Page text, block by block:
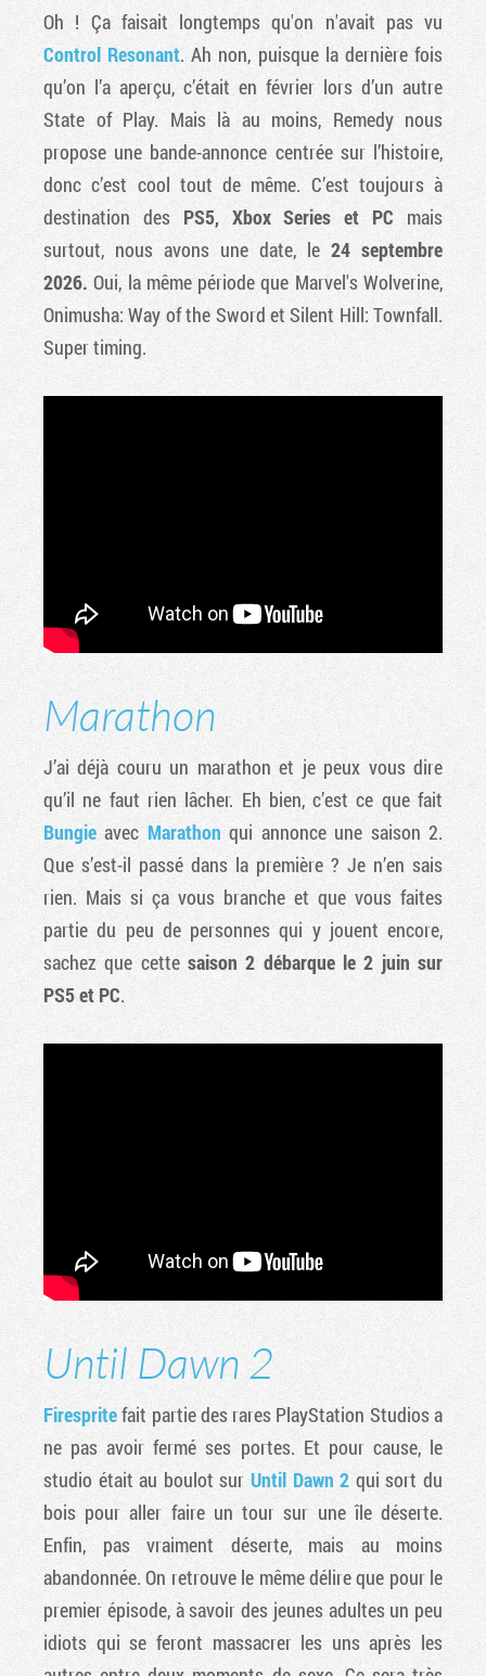
Oh ! Ça faisait longtemps qu'on n'avait pas vu
Control Resonant. Ah non, puisque la dernière fois
qu’on l’a aperçu, c’était en février lors d’un autre
State of Play. Mais là au moins, Remedy nous
propose une bande-annonce centrée sur l’histoire,
donc c’est cool tout de même. C’est toujours à
destination des PS5, Xbox Series et PC mais
surtout, nous avons une date, le 24 septembre
2026. Oui, la même période que Marvel's Wolverine,
Onimusha: Way of the Sword et Silent Hill: Townfall.
Super timing.
Marathon
J’ai déjà couru un marathon et je peux vous dire
qu’il ne faut rien lâcher. Eh bien, c’est ce que fait
Bungie avec Marathon qui annonce une saison 2.
Que s’est-il passé dans la première ? Je n’en sais
rien. Mais si ça vous branche et que vous faites
partie du peu de personnes qui y jouent encore,
sachez que cette saison 2 débarque le 2 juin sur
PS5 et PC.
Until Dawn 2
Firespritefait partie des rares PlayStation Studios a
ne pas avoir fermé ses portes. Et pour cause, le
studio était au boulot sur Until Dawn 2 qui sort du
bois pour aller faire un tour sur une île déserte.
Enfin, pas vraiment déserte, mais au moins
abandonnée. On retrouve le même délire que pour le
premier épisode, à savoir des jeunes adultes un peu
idiots qui se feront massacrer les uns après les
Factornews